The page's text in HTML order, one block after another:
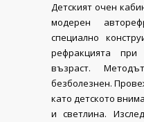
Детският очен
модерен
специално
рефракцията
възраст.
безболезнен.
като детското
и светлина.